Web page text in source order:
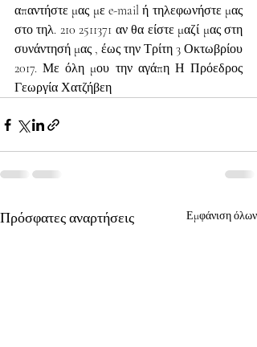
απαντήστε μας με e-mail ή τηλεφωνήστε μας
στο τηλ. 210 2511371 αν θα είστε μαζί μας στη
συνάντησή μας , έως την Τρίτη 3 Οκτωβρίου
2017. Με όλη μου την αγάπη Η Πρόεδρος
Γεωργία Χατζήβεη
Πρόσφατες αναρτήσεις Εμφάνιση όλων